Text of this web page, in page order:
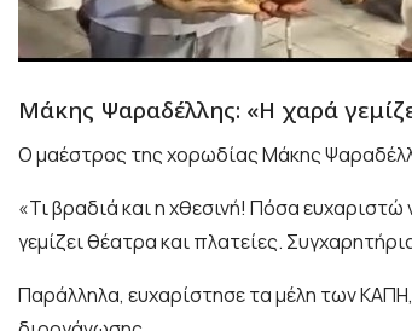
Μάκης Ψαραδέλλης: «Η χαρά
Ο μαέστρος της χορωδίας Μάκης
«Τι βραδιά και η χθεσινή! Πόσα
γεμίζει θέατρα και πλατείες.
Παράλληλα, ευχαρίστησε τα μέλη των